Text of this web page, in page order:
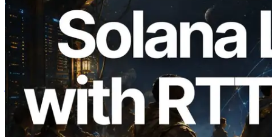
2026.08.05
ERPC का Solana Leader Slot API अब 7
वैश्विक क्षेत्रों से ping मापता है — Validators
Information API भी लॉन्च